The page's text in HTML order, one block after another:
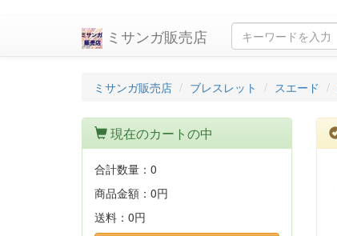
ミサンガ販売店
ミサンガ販売店 ブレスレット スエード
現在のカートの中
合計数量： 0
商品金額： 0円
送料： 0円